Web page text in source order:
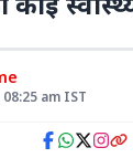
08:25 am IST